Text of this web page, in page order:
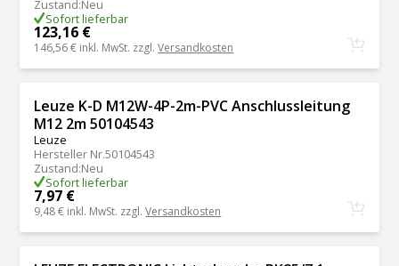
Zustand:Neu
Sofort lieferbar
123,16 €
146,56 € inkl. MwSt. zzgl.Versandkosten
Leuze K-D M12W-4P-2m-PVC Anschlussleitung
M12 2m 50104543
Leuze
Hersteller Nr.50104543
Zustand:Neu
Sofort lieferbar
7,97 €
9,48 € inkl. MwSt. zzgl.Versandkosten